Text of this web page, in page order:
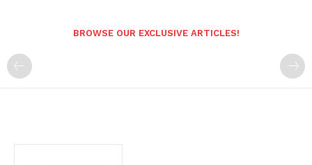
BROWSE OUR EXCLUSIVE ARTICLES!